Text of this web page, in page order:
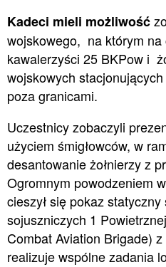
Kadeci mieli możliwość
wojskowego, na którym na
kawalerzyści 25 BKPow i
wojskowych
poza granicami.
Uczestnicy zobaczyli
użyciem śmigłowców, w
desantowanie żołnierzy z
Ogromnym powodzeniem
cieszył się pokaz
sojuszniczych 1
Combat Aviation Brigade)
realizuje wspólne zadania